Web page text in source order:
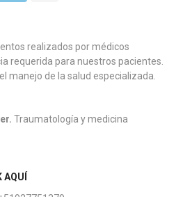
realizados por médicos
requerida para nuestros pacientes.
manejo de la salud especializada.
Traumatología y medicina
AQUÍ